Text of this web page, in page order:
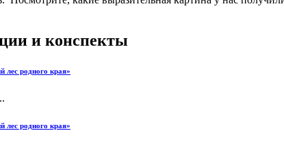
и конспекты
лес родного края»
лес родного края»